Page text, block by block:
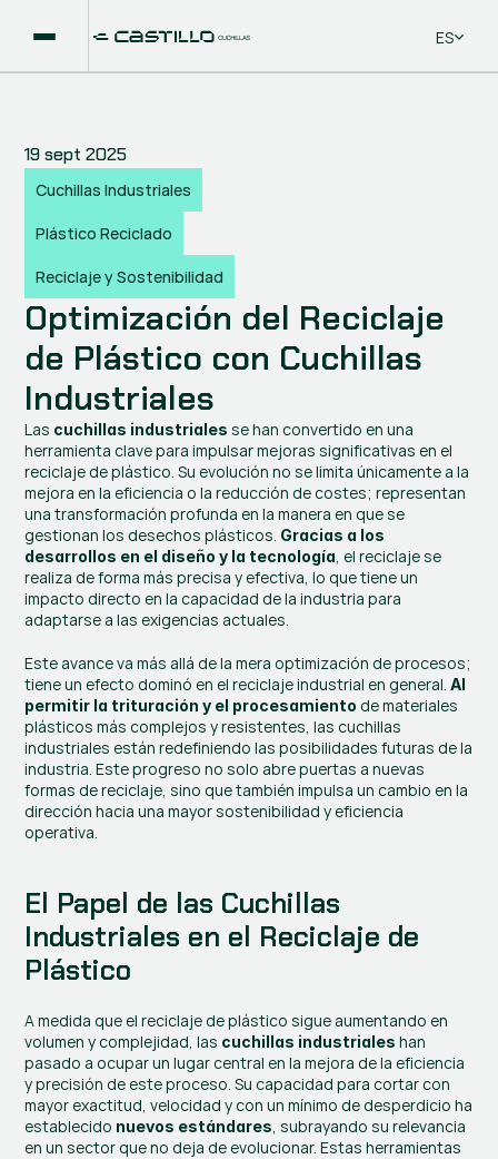
Select
ES
19 sept 2025
Cuchillas Industriales
Plástico Reciclado
Reciclaje y Sostenibilidad
Optimización del Reciclaje
de Plástico con Cuchillas
Industriales
Las cuchillas industriales se han convertido en una
herramienta clave para impulsar mejoras significativas en el
reciclaje de plástico. Su evolución no se limita únicamente a la
mejora en la eficiencia o la reducción de costes; representan
una transformación profunda en la manera en que se
gestionan los desechos plásticos. Gracias a los
desarrollos en el diseño y la tecnología, el reciclaje se
realiza de forma más precisa y efectiva, lo que tiene un
impacto directo en la capacidad de la industria para
adaptarse a las exigencias actuales.
Este avance va más allá de la mera optimización de procesos;
tiene un efecto dominó en el reciclaje industrial en general. Al
permitir la trituración y el procesamiento de materiales
plásticos más complejos y resistentes, las cuchillas
industriales están redefiniendo las posibilidades futuras de la
industria. Este progreso no solo abre puertas a nuevas
formas de reciclaje, sino que también impulsa un cambio en la
dirección hacia una mayor sostenibilidad y eficiencia
operativa.
El Papel de las Cuchillas
Industriales en el Reciclaje de
Plástico
A medida que el reciclaje de plástico sigue aumentando en
volumen y complejidad, las cuchillas industriales han
pasado a ocupar un lugar central en la mejora de la eficiencia
y precisión de este proceso. Su capacidad para cortar con
mayor exactitud, velocidad y con un mínimo de desperdicio ha
establecido nuevos estándares, subrayando su relevancia
en un sector que no deja de evolucionar. Estas herramientas